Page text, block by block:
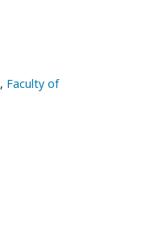
, Faculty of